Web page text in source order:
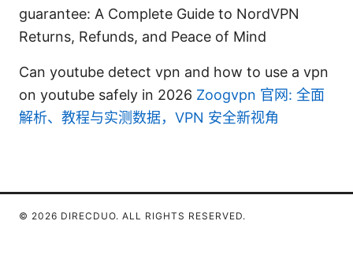
guarantee: A Complete Guide to NordVPN
Returns, Refunds, and Peace of Mind
Can youtube detect vpn and how to use a vpn
on youtube safely in 2026 Zoogvpn 官网: 全面
解析、教程与实测数据，VPN 安全新视角
© 2026 DIRECDUO. ALL RIGHTS RESERVED.